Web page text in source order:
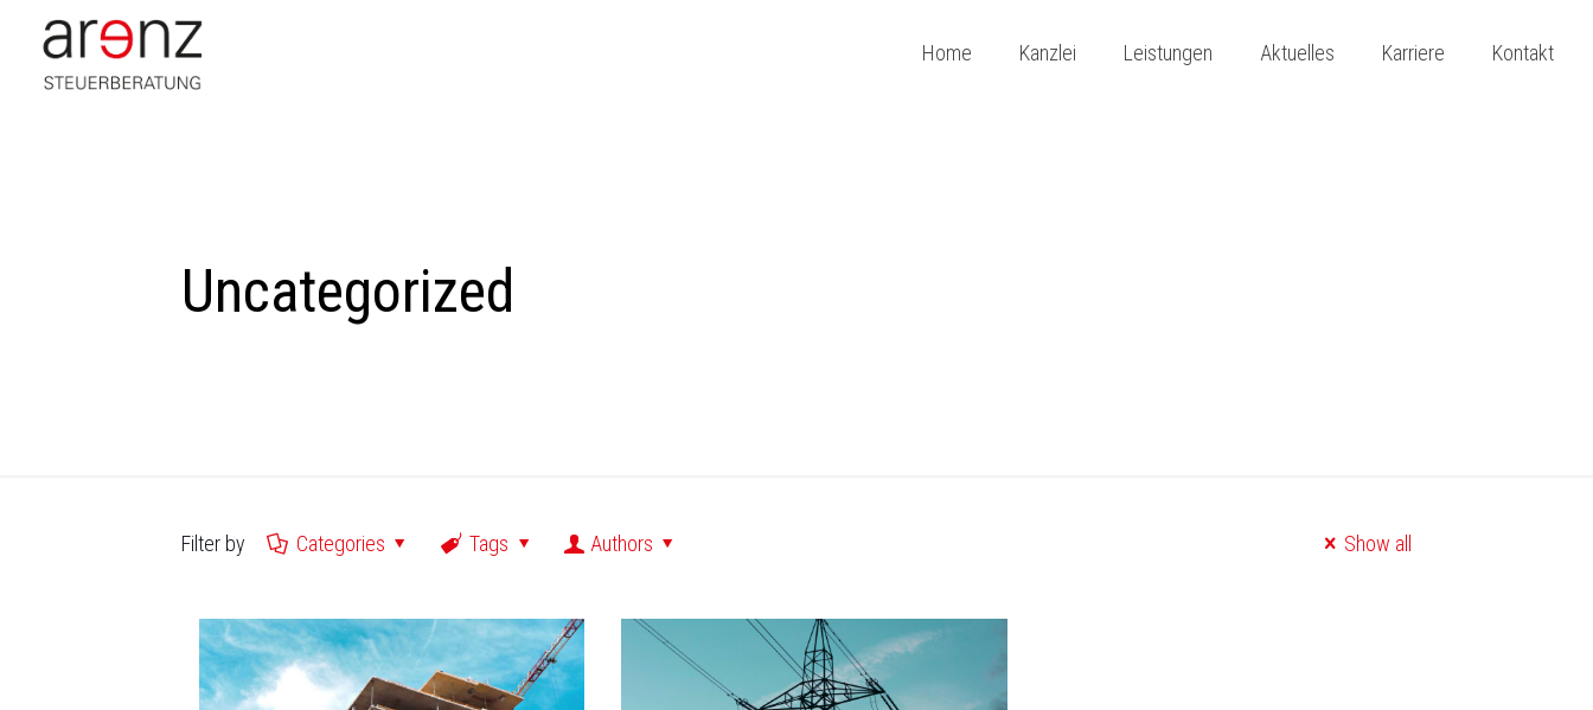
Home Kanzlei Leistungen Aktuelles Karriere Kontakt
Uncategorized
Filter by Categories Tags Authors Show all